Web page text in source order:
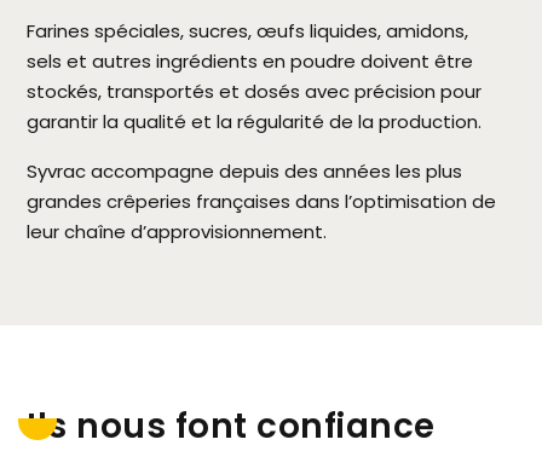
Farines spéciales, sucres, œufs liquides, amidons,
sels et autres ingrédients en poudre doivent être
stockés, transportés et dosés avec précision pour
garantir la qualité et la régularité de la production.
Syvrac accompagne depuis des années les plus
grandes crêperies françaises dans l’optimisation de
leur chaîne d’approvisionnement.
Ils nous font confiance